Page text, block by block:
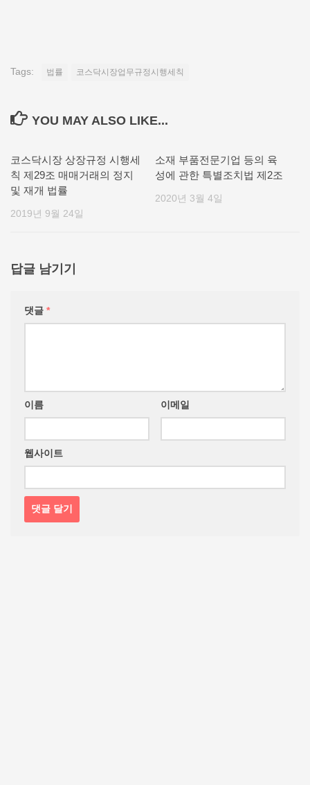
Tags: 법률 코스닥시장업무규정시행세칙
YOU MAY ALSO LIKE...
코스닥시장 상장규정 시행세
칙 제29조 매매거래의 정지
및 재개 법률
2019년 9월 24일
소재 부품전문기업 등의 육
성에 관한 특별조치법 제2조
2020년 3월 4일
답글 남기기
댓글 *
이름 이메일
웹사이트